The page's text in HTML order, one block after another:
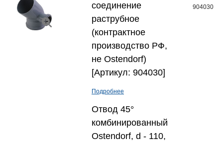
соединение
раструбное
(контрактное
производство РФ,
не Ostendorf)
[Артикул: 904030]
Подробнее
904030
Отвод 45°
комбинированный
Ostendorf, d - 110,